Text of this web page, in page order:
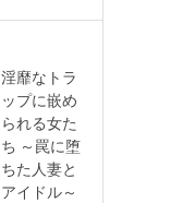
淫靡なトラ
ップに嵌め
られる女た
ち ～罠に堕
ちた人妻と
アイドル～